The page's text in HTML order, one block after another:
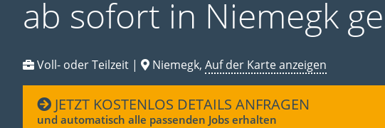
ab sofort in Niemegk
Voll- oder Teilzeit | Niemegk, Auf der Karte anzeigen
JETZT KOSTENLOS DETAILS ANFRAGEN
und automatisch alle passenden Jobs erhalten